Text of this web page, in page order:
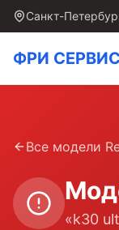
Санкт-
ФРИ СЕРВИС
Все модели
«k30